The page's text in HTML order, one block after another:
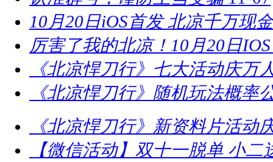
10月20日iOS首发 北凉千万现
厉害了我的北凉！10月20日
《北凉悍刀行》七大活动庆万
《北凉悍刀行》随机玩法概率
《北凉悍刀行》新资料片活动
【微信活动】双十一脱单 小二